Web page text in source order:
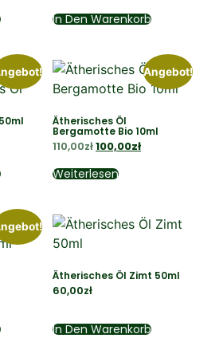
In Den Warenkorb
Angebot!
Ätherisches Öl
Bergamotte Bio 10ml
110,00zł100,00zł
Weiterlesen
Ätherisches Öl Zimt 50ml
60,00zł
In Den Warenkorb